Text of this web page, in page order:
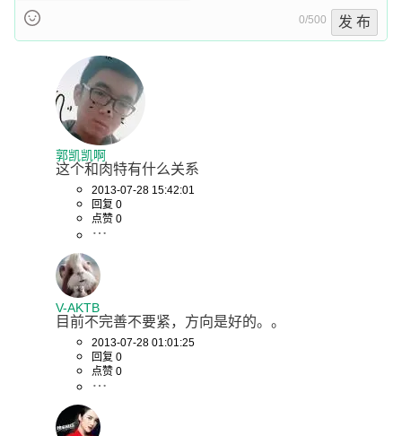
0/500 发 布
郭凯凯啊
这个和肉特有什么关系
2013-07-28 15:42:01
回复 0
点赞 0
V-AKTB
目前不完善不要紧，方向是好的。。
2013-07-28 01:01:25
回复 0
点赞 0